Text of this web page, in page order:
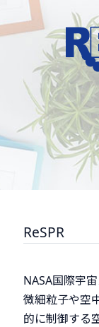
ReSPR
NASA国際宇
微細粒子や空
的に制御する